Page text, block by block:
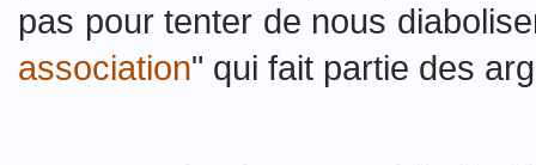
pas pour tenter de nous
association" qui fait partie des